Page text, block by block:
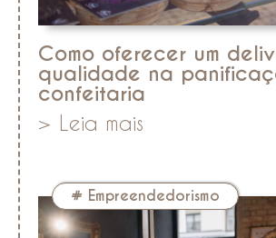
Como oferecer um
qualidade na
confeitaria
> Leia mais
# Empreendedorismo